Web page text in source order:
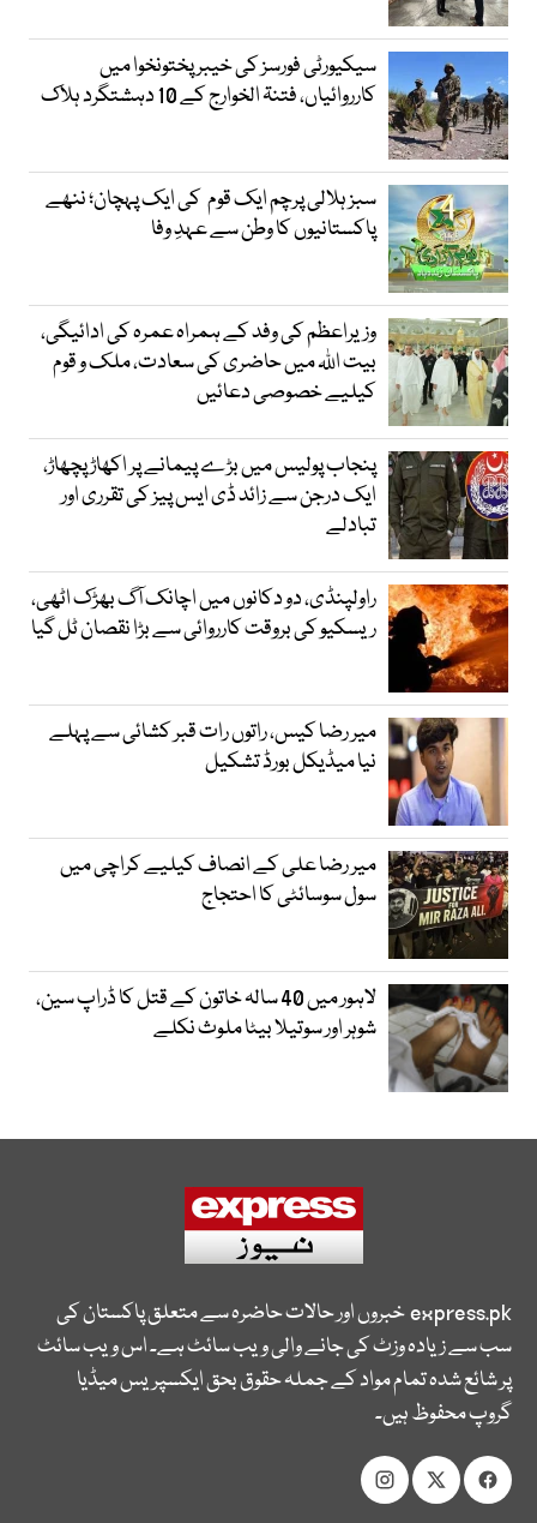
سیکیورٹی فورسز کی خیبر پختونخوا میں
کارروائیاں، فتنۃ الخوارج کے 10 دہشتگرد ہلاک
سبز ہلالی پرچم ایک قوم کی ایک پہچان؛ ننھے
پاکستانیوں کا وطن سے عہدِ وفا
وزیراعظم کی وفد کے ہمراہ عمرہ کی ادائیگی،
بیت اللہ میں حاضری کی سعادت، ملک و قوم
کیلیے خصوصی دعائیں
پنجاب پولیس میں بڑے پیمانے پر اکھاڑ پچھاڑ،
ایک درجن سے زائد ڈی ایس پیز کی تقرری اور
تبادلے
راولپنڈی، دو دکانوں میں اچانک آگ بھڑک اٹھی،
ریسکیو کی بروقت کارروائی سے بڑا نقصان ٹل گیا
میر رضا کیس، راتوں رات قبر کشائی سے پہلے
نیا میڈیکل بورڈ تشکیل
میر رضا علی کے انصاف کیلیے کراچی میں
سول سوسائٹی کا احتجاج
لاہور میں 40 سالہ خاتون کے قتل کا ڈراپ سین،
شوہر اور سوتیلا بیٹا ملوث نکلے
express.pkخبروں اور حالات حاضرہ سے متعلق پاکستان کی
سب سے زیادہ وزٹ کی جانے والی ویب سائٹ ہے۔ اس ویب سائٹ
پر شائع شدہ تمام مواد کے جملہ حقوق بحق ایکسپریس میڈیا
گروپ محفوظ ہیں۔